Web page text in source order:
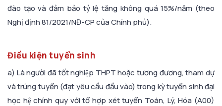
đào tạo và đảm bảo tỷ lệ tăng không quá 15%/năm (theo
Nghị định 81/2021/NĐ-CP của Chính phủ).
Điều kiện tuyển sinh
a) Là người đã tốt nghiệp THPT hoặc tương đương, tham dự
và trúng tuyển (đạt yêu cầu đầu vào) trong kỳ tuyển sinh đại
học hệ chính quy với tổ hợp xét tuyển Toán, Lý, Hóa (A00)